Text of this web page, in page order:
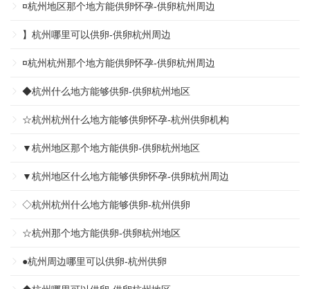
¤杭州地区那个地方能供卵怀孕-供卵杭州周边
】杭州哪里可以供卵-供卵杭州周边
¤杭州杭州那个地方能供卵怀孕-供卵杭州周边
◆杭州什么地方能够供卵-供卵杭州地区
☆杭州杭州什么地方能够供卵怀孕-杭州供卵机构
▼杭州地区那个地方能供卵-供卵杭州地区
▼杭州地区什么地方能够供卵怀孕-供卵杭州周边
◇杭州杭州什么地方能够供卵-杭州供卵
☆杭州那个地方能供卵-供卵杭州地区
●杭州周边哪里可以供卵-杭州供卵